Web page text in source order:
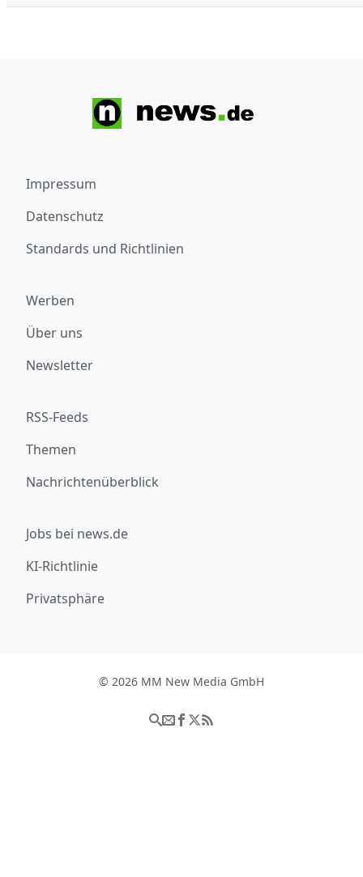
Impressum
Datenschutz
Standards und Richtlinien
Werben
Über uns
Newsletter
RSS-Feeds
Themen
Nachrichtenüberblick
Jobs bei news.de
KI-Richtlinie
Privatsphäre
© 2026 MM New Media GmbH